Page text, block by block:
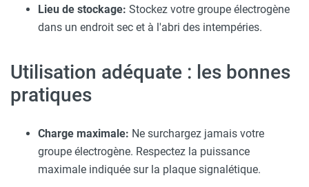
Lieu de stockage: Stockez votre groupe électrogène
dans un endroit sec et à l'abri des intempéries.
Utilisation adéquate : les bonnes
pratiques
Charge maximale: Ne surchargez jamais votre
groupe électrogène. Respectez la puissance
maximale indiquée sur la plaque signalétique.